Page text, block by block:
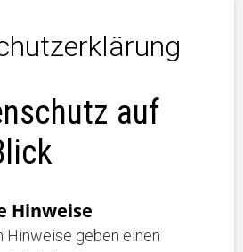
auf
Hinweise
Hinweise geben einen